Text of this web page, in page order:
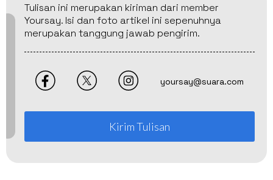
Tulisan ini merupakan kiriman dari member
Yoursay. Isi dan foto artikel ini sepenuhnya
merupakan tanggung jawab pengirim.
yoursay@suara.com
Kirim Tulisan